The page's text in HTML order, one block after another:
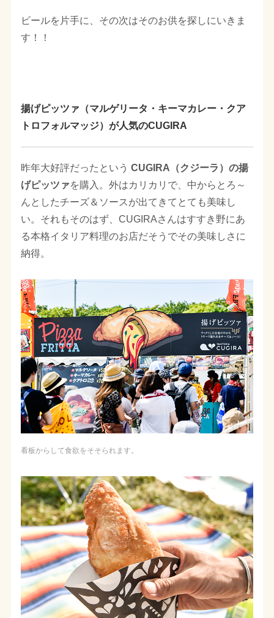
ビールを片手に、その次はそのお供を探しにいきま
す！！
揚げピッツァ（マルゲリータ・キーマカレー・クア
トロフォルマッジ）が人気のCUGIRA
昨年大好評だったという CUGIRA（クジーラ）の揚
げピッツァを購入。外はカリカリで、中からとろ～
んとしたチーズ＆ソースが出てきてとても美味し
い。それもそのはず、CUGIRAさんはすすき野にあ
る本格イタリア料理のお店だそうでその美味しさに
納得。
看板からして食欲をそそられます。